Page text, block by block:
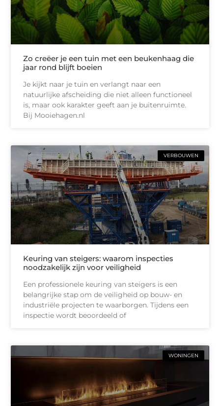
Zo creëer je een tuin met een beukenhaag die
jaar rond blijft boeien
Je kijkt naar je tuin en verlangt naar een
natuurlijke afscheiding die niet alleen functioneel
is, maar ook karakter geeft aan je buitenruimte.
Bij Mooiehagen.nl
VERBOUWEN
Keuring van steigers: waarom inspecties
noodzakelijk zijn voor veiligheid
Een professionele keuring van steigers is een
belangrijke stap om de veiligheid op bouw- en
industriële projecten te waarborgen. Tijdens een
inspectie wordt beoordeeld of
WONINGEN